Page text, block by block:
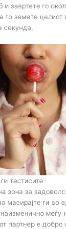
и завртете го
го земете целиот
секунда.
тестисите
зона за
масирајте ги во
меѓу
партнер е добро